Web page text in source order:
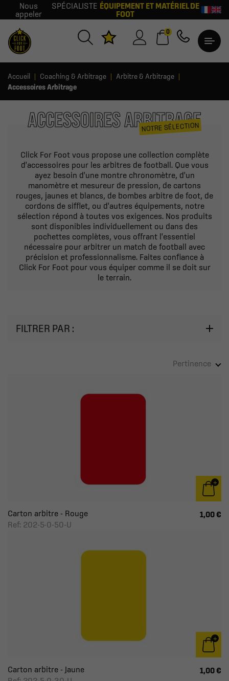
Nous
appeler
SPÉCIALISTE ÉQUIPEMENT ET MATÉRIEL DE
FOOT
0
Accueil Coaching & Arbitrage
Arbitre & Arbitrage
Accessoires Arbitrage
ACCESSOIRES ARBITRAGE
NOTRE SÉLECTION
Click For Foot vous propose une collection complète
d'accessoires pour les arbitres de football. Que vous
ayez besoin d'une montre chronomètre, d'un
manomètre et mesureur de pression, de cartons
rouges, jaunes et blancs, de bombes arbitre de foot, de
cordons de sifflet, ou d'autres équipements, notre
sélection répond à toutes vos exigences. Nos produits
sont disponibles individuellement ou dans des
pochettes complètes, vous offrant l'essentiel
nécessaire pour arbitrer un match de football avec
précision et professionnalisme. Faites confiance à
Click For Foot pour vous équiper comme il se doit sur
le terrain.
FILTRER PAR :
Pertinence
Carton arbitre - Rouge
Ref: 202-5-0-50-U
1,00 €
Carton arbitre - Jaune
1,00 €